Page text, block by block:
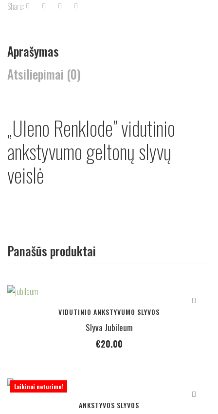
Share:
Aprašymas
Atsiliepimai (0)
„Uleno Renklode” vidutinio
ankstyvumo geltonų slyvų
veislė
Panašūs produktai
VIDUTINIO ANKSTYVUMO SLYVOS
Slyva Jubileum
€20.00
Laikinai neturime!
ANKSTYVOS SLYVOS